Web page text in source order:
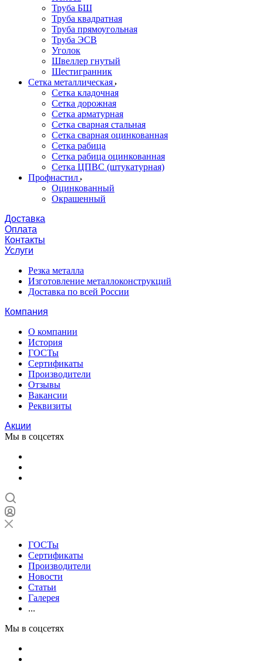
Труба БШ
Труба квадратная
Труба прямоугольная
Труба ЭСВ
Уголок
Швеллер гнутый
Шестигранник
Сетка металлическая
Сетка кладочная
Сетка дорожная
Сетка арматурная
Сетка сварная стальная
Сетка сварная оцинкованная
Сетка рабица
Сетка рабица оцинкованная
Сетка ЦПВС (штукатурная)
Профнастил
Оцинкованный
Окрашенный
Доставка
Оплата
Контакты
Услуги
Резка металла
Изготовление металлоконструкций
Доставка по всей России
Компания
О компании
История
ГОСТы
Сертификаты
Производители
Отзывы
Вакансии
Реквизиты
Акции
Мы в соцсетях
ГОСТы
Сертификаты
Производители
Новости
Статьи
Галерея
...
Мы в соцсетях